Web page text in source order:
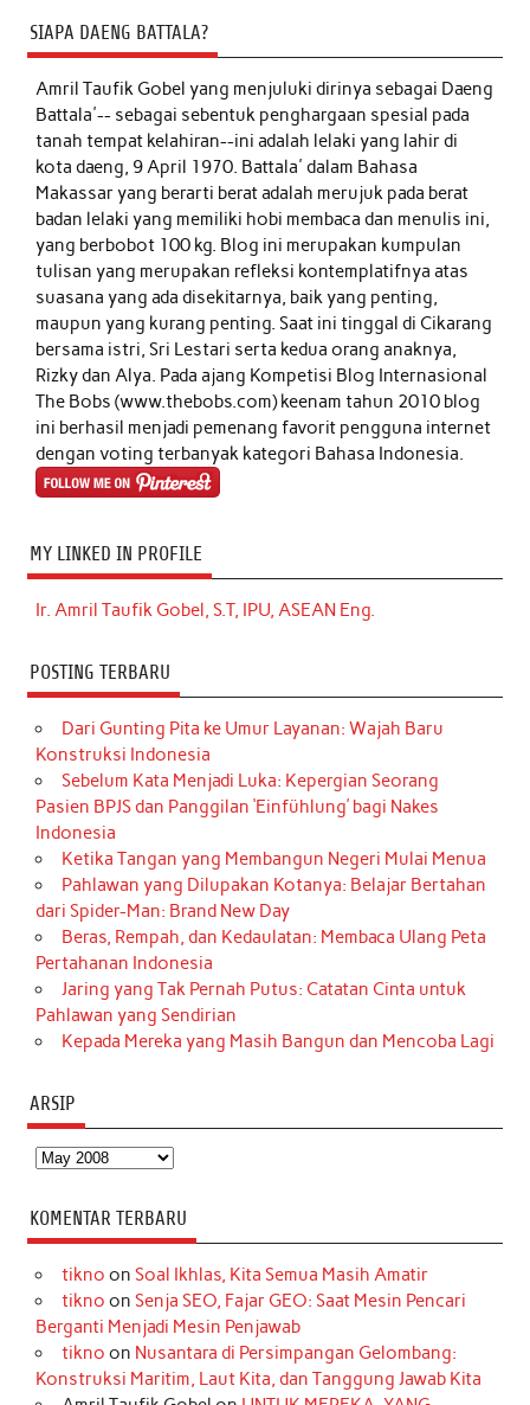
SIAPA DAENG BATTALA?
Amril Taufik Gobelyang menjuluki dirinya sebagai Daeng
Battala'-- sebagai sebentuk penghargaan spesial pada
tanah tempat kelahiran--ini adalah lelaki yang lahir di
kota daeng, 9 April 1970. Battala' dalam Bahasa
Makassar yang berarti berat adalah merujuk pada berat
badan lelaki yang memiliki hobi membaca dan menulis ini,
yang berbobot 100 kg. Blog ini merupakan kumpulan
tulisan yang merupakan refleksi kontemplatifnya atas
suasana yang ada disekitarnya, baik yang penting,
maupun yang kurang penting. Saat ini tinggal di Cikarang
bersama istri, Sri Lestari serta kedua orang anaknya,
Rizky dan Alya. Pada ajang Kompetisi Blog Internasional
The Bobs (www.thebobs.com) keenam tahun 2010 blog
ini berhasil menjadi pemenang favorit pengguna internet
dengan voting terbanyak kategori Bahasa Indonesia.
MY LINKED IN PROFILE
Ir. Amril Taufik Gobel, S.T, IPU, ASEAN Eng.
POSTING TERBARU
Dari Gunting Pita ke Umur Layanan: Wajah Baru
Konstruksi Indonesia
Sebelum Kata Menjadi Luka: Kepergian Seorang
Pasien BPJS dan Panggilan ‘Einfühlung’ bagi Nakes
Indonesia
Ketika Tangan yang Membangun Negeri Mulai Menua
Pahlawan yang Dilupakan Kotanya: Belajar Bertahan
dari Spider-Man: Brand New Day
Beras, Rempah, dan Kedaulatan: Membaca Ulang Peta
Pertahanan Indonesia
Jaring yang Tak Pernah Putus: Catatan Cinta untuk
Pahlawan yang Sendirian
Kepada Mereka yang Masih Bangun dan Mencoba Lagi
ARSIP
Arsip
KOMENTAR TERBARU
tikno on Soal Ikhlas, Kita Semua Masih Amatir
tikno on Senja SEO, Fajar GEO: Saat Mesin Pencari
Berganti Menjadi Mesin Penjawab
tikno on Nusantara di Persimpangan Gelombang:
Konstruksi Maritim, Laut Kita, dan Tanggung Jawab Kita